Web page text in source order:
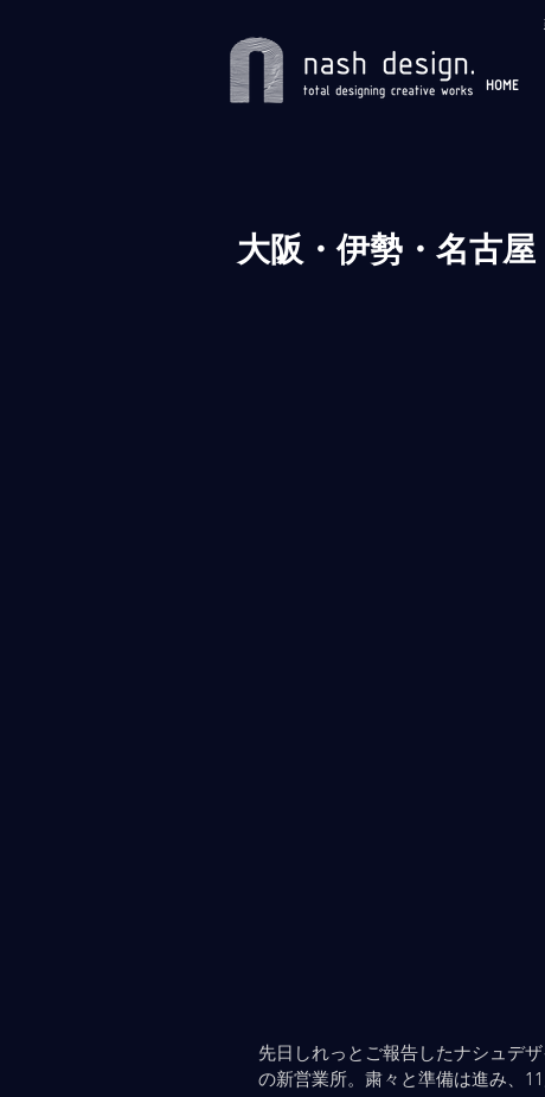
HOME
大阪・伊勢・名古屋
先日しれっとご報告したナシュデ
の新営業所。粛々と準備は進み、